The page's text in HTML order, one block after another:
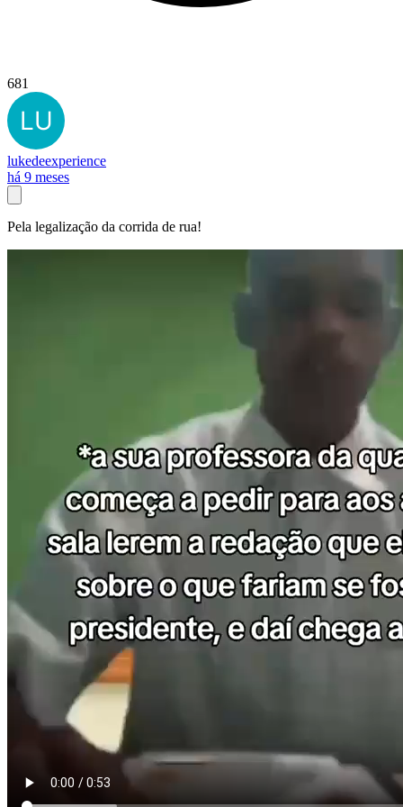
681
lukedeexperience
há 9 meses
Pela legalização da corrida de rua!